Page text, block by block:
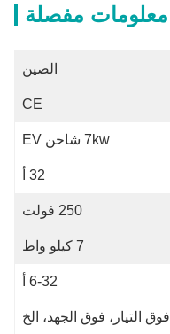
معلومات مفصلة
الصين
CE
7kw شاحن EV
32 أ
250 فولت
7 كيلو واط
6-32 أ
فوق التيار، فوق الجهد، الخ